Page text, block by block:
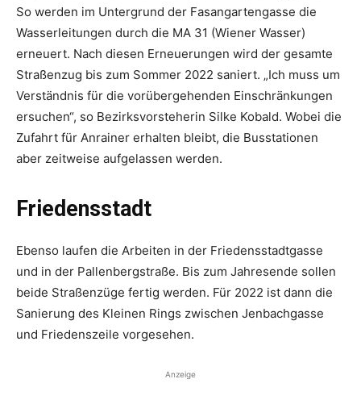
So werden im Untergrund der Fasan­gartengasse die
Wasserleitungen durch die MA 31 (Wiener Wasser)
erneuert. Nach diesen Erneuerungen wird der gesamte
Straßenzug bis ­zum Sommer 2022 saniert. „Ich muss um
Verständnis für die vorübergehenden Einschränkungen
ersuchen“, so Bezirksvorsteherin Silke Kobald. Wobei die
Zufahrt für Anrainer erhalten bleibt, die Busstationen
aber zeitweise auf­gelassen werden.
Friedensstadt
Ebenso laufen die Arbeiten in der Friedensstadtgasse
und in der Pallenbergstraße. Bis zum Jahresende sollen
beide Straßenzüge fertig werden. Für 2022 ist dann die
Sanierung des Kleinen Rings zwischen Jenbachgasse
und Friedenszeile vorgesehen.
Anzeige